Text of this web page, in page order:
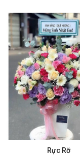
Rực Rỡ
Mua ngay